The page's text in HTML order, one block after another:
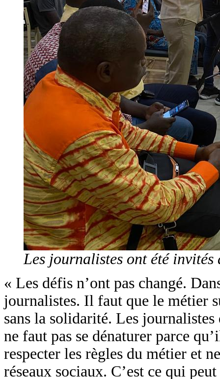
Les journalistes ont été
« Les défis n’ont pas changé.
journalistes. Il faut que le métier
sans la solidarité. Les
ne faut pas se dénaturer parce
respecter les règles du métier et
réseaux sociaux. C’est ce qui